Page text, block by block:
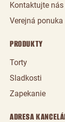
Kontaktujte nás
Verejná ponuka
PRODUKTY
Torty
Sladkosti
Zapekanie
ADRESA